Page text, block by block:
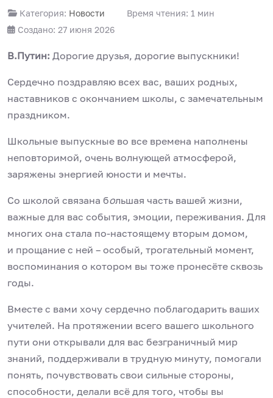
Категория: Новости
Время чтения: 1 мин
Создано: 27 июня 2026
В.Путин: Дорогие друзья, дорогие выпускники!
Сердечно поздравляю всех вас, ваших родных,
наставников с окончанием школы, с замечательным
праздником.
Школьные выпускные во все времена наполнены
неповторимой, очень волнующей атмосферой,
заряжены энергией юности и мечты.
Со школой связана большая часть вашей жизни,
важные для вас события, эмоции, переживания. Для
многих она стала по-настоящему вторым домом,
и прощание с ней – особый, трогательный момент,
воспоминания о котором вы тоже пронесёте сквозь
годы.
Вместе с вами хочу сердечно поблагодарить ваших
учителей. На протяжении всего вашего школьного
пути они открывали для вас безграничный мир
знаний, поддерживали в трудную минуту, помогали
понять, почувствовать свои сильные стороны,
способности, делали всё для того, чтобы вы